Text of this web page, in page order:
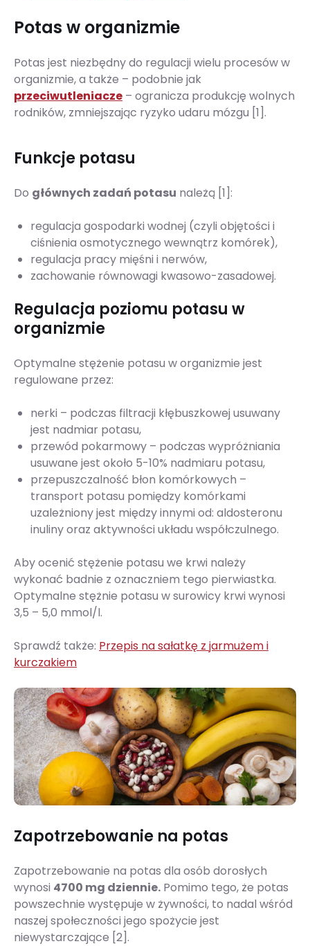
Potas w organizmie
Potas jest niezbędny do regulacji wielu procesów w
organizmie, a także – podobnie jak
przeciwutleniacze – ogranicza produkcję wolnych
rodników, zmniejszając ryzyko udaru mózgu [1].
Funkcje potasu
Do głównych zadań potasu należą [1]:
regulacja gospodarki wodnej (czyli objętości i
ciśnienia osmotycznego wewnątrz komórek),
regulacja pracy mięśni i nerwów,
zachowanie równowagi kwasowo-zasadowej.
Regulacja poziomu potasu w
organizmie
Optymalne stężenie potasu w organizmie jest
regulowane przez:
nerki – podczas filtracji kłębuszkowej usuwany
jest nadmiar potasu,
przewód pokarmowy – podczas wypróżniania
usuwane jest około 5-10% nadmiaru potasu,
przepuszczalność błon komórkowych –
transport potasu pomiędzy komórkami
uzależniony jest między innymi od: aldosteronu
inuliny oraz aktywności układu współczulnego.
Aby ocenić stężenie potasu we krwi należy
wykonać badnie z oznaczniem tego pierwiastka.
Optymalne stężnie potasu w surowicy krwi wynosi
3,5 – 5,0 mmol/l.
Sprawdź także: Przepis na sałatkę z jarmużem i
kurczakiem
Zapotrzebowanie na potas
Zapotrzebowanie na potas dla osób dorosłych
wynosi 4700 mg dziennie. Pomimo tego, że potas
powszechnie występuje w żywności, to nadal wśród
naszej społeczności jego spożycie jest
niewystarczające [2].